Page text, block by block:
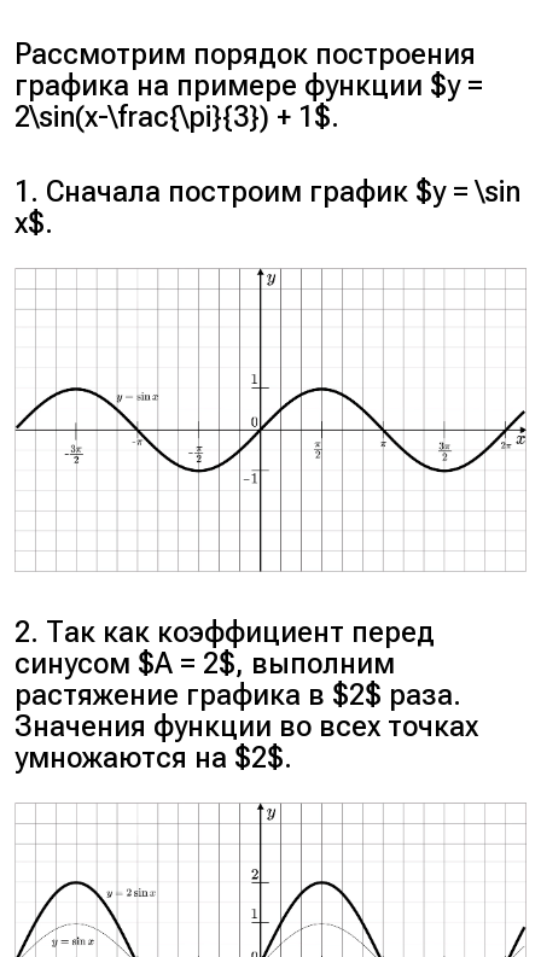
Рассмотрим порядок построения
графика на примере функции $y =
2\sin(x-\frac{\pi}{3}) + 1$.
1. Сначала построим график $y = \sin
x$.
2. Так как коэффициент перед
синусом $A = 2$, выполним
растяжение графика в $2$ раза.
Значения функции во всех точках
умножаются на $2$.